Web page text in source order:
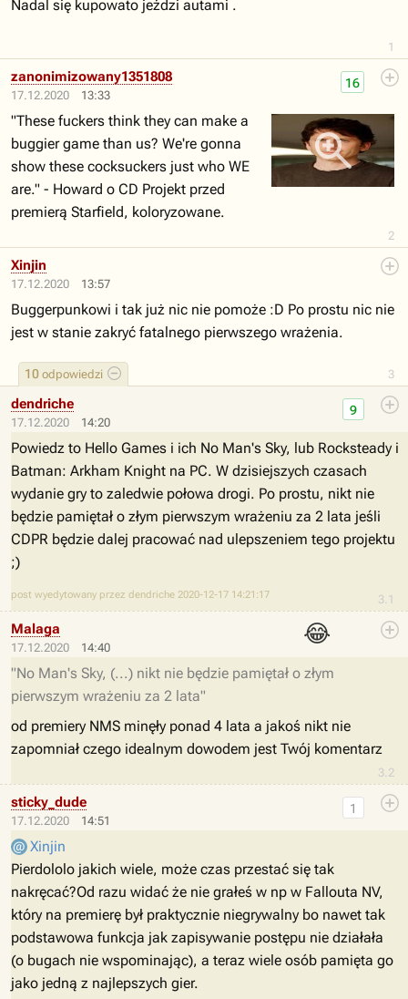
1
Nadal się kupowato jeżdzi autami .
17.12.2020 13:33
2
16
zanonimizowany1351808
"These fuckers think they can make a
buggier game than us? We're gonna
show these cocksuckers just who WE
are." - Howard o CD Projekt przed
premierą Starfield, koloryzowane.
17.12.2020 13:57
3
10 odpowiedzi
Xinjin
Buggerpunkowi i tak już nic nie pomoże :D Po prostu nic nie
jest w stanie zakryć fatalnego pierwszego wrażenia.
17.12.2020 14:20
3.1
9
dendriche
Powiedz to Hello Games i ich No Man's Sky, lub Rocksteady i
Batman: Arkham Knight na PC. W dzisiejszych czasach
wydanie gry to zaledwie połowa drogi. Po prostu, nikt nie
będzie pamiętał o złym pierwszym wrażeniu za 2 lata jeśli
CDPR będzie dalej pracować nad ulepszeniem tego projektu
;)
post wyedytowany przez dendriche 2020-12-17 14:21:17
17.12.2020 14:40
😂
3.2
Malaga
"No Man's Sky, (...) nikt nie będzie pamiętał o złym
pierwszym wrażeniu za 2 lata"
od premiery NMS minęły ponad 4 lata a jakoś nikt nie
zapomniał czego idealnym dowodem jest Twój komentarz
17.12.2020 14:51
1
sticky_dude
Xinjin
Pierdololo jakich wiele, może czas przestać się tak
nakręcać?Od razu widać że nie grałeś w np w Fallouta NV,
który na premierę był praktycznie niegrywalny bo nawet tak
podstawowa funkcja jak zapisywanie postępu nie działała
(o bugach nie wspominając), a teraz wiele osób pamięta go
jako jedną z najlepszych gier.